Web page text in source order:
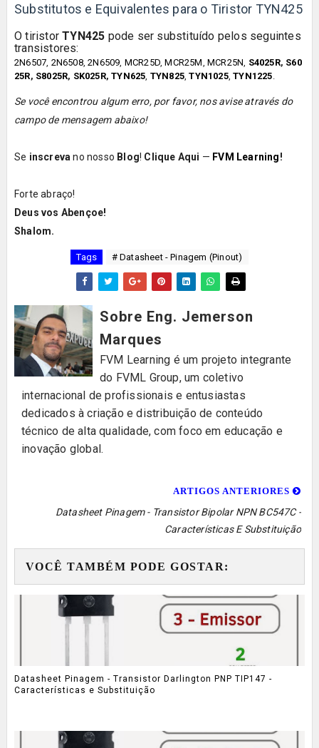
Substitutos e Equivalentes para o Tiristor TYN425
O tiristorTYN425 pode ser substituído pelos seguintes
transistores:
2N6507 2N6508,2N6509 MCR25D,MCR25M MCR25N S4025R, S60
25R, S8025R, SK025R, TYN625 TYN825 ,TYN1025,TYN1225
Se você encontrou algum erro, por favor, nos avise através do
campo de mensagem abaixo!
Se inscreva no nosso Blog! Clique Aqui — FVM Learning!
Forte abraço!
Deus vos Abençoe!
Shalom.
Tags # Datasheet - Pinagem (Pinout)
Sobre Eng. Jemerson
Marques
FVM Learning é um projeto integrante
do FVML Group, um coletivo
internacional de profissionais e entusiastas
dedicados à criação e distribuição de conteúdo
técnico de alta qualidade, com foco em educação e
inovação global.
ARTIGOS ANTERIORES
Datasheet Pinagem - Transistor Bipolar NPN BC547C -
Características E Substituição
VOCÊ TAMBÉM PODE GOSTAR:
Datasheet Pinagem - Transistor Darlington PNP TIP147 -
Características e Substituição